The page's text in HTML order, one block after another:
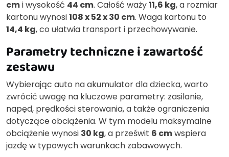
cmi wysokość 44 cm. Całość waży11,6 kg, a rozmiar
kartonu wynosi108 x 52 x 30 cm. Waga kartonu to
14,4 kg, co ułatwia transport i przechowywanie.
Parametry techniczne i zawartość
zestawu
Wybierając auto na akumulator dla dziecka, warto
zwrócić uwagę na kluczowe parametry: zasilanie,
napęd, prędkości sterowania, a także ograniczenia
dotyczące obciążenia. W tym modelu maksymalne
obciążenie wynosi 30 kg, a prześwit 6 cmwspiera
jazdę w typowych warunkach zabawowych.